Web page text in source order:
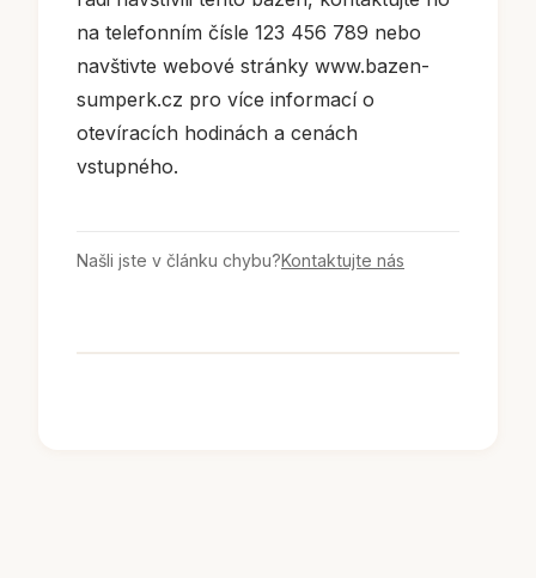
na telefonním čísle 123 456 789 nebo
navštivte webové stránky www.bazen-
sumperk.cz pro více informací o
otevíracích hodinách a cenách
vstupného.
Našli jste v článku chybu?Kontaktujte nás